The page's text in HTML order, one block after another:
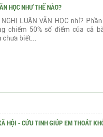
HỌC NHƯ THẾ NÀO?
LUẬN VĂN HỌC nhỉ?
chiếm 50% số điểm của cả
biết...
HỘI - CỨU TINH GIÚP EM THOÁT